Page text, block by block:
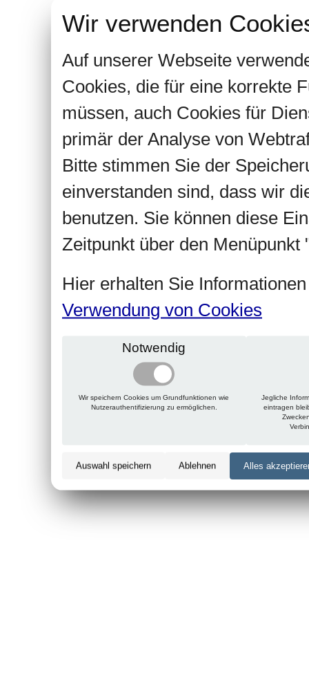
Wir verwenden
Auf unserer Webseite
Cookies, die für eine korrekte
müssen, auch Cookies für
primär der Analyse von
Bitte stimmen Sie der
einverstanden sind, dass wir
benutzen. Sie können diese
Zeitpunkt über den Menüpunkt
Hier erhalten Sie
Verwendung von Cookies
Notwendig
Wir speichern Cookies um Grundfunktionen wie
Nutzerauthentifizierung zu ermöglichen.
Jegliche
eintragen
Auswahl speichern Ablehnen Alles